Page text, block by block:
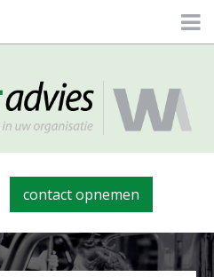
contact opnemen